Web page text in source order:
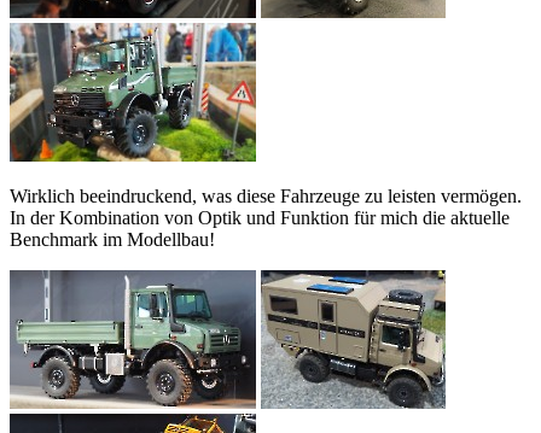
Wirklich beeindruckend, was diese Fahrzeuge zu leisten vermögen.
In der Kombination von Optik und Funktion für mich die aktuelle
Benchmark im Modellbau!